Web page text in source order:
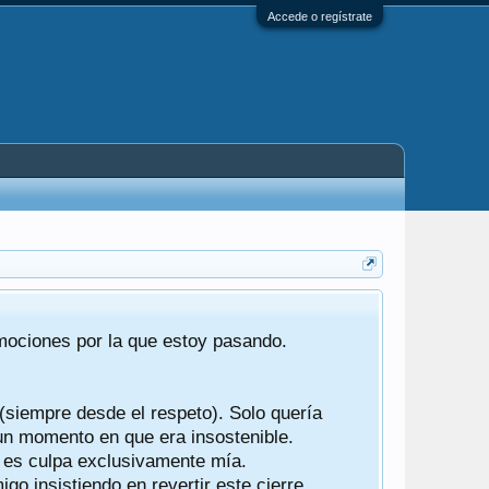
Accede o regístrate
por la que estoy pasando.
desde el respeto). Solo quería
momento en que era insostenible.
culpa exclusivamente mía.
insistiendo en revertir este cierre.